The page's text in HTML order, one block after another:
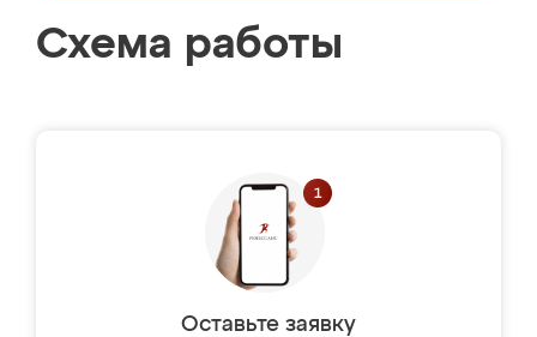
Схема работы
Оставьте заявку